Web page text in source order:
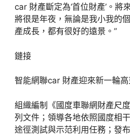
car 財產斷定為‘首位財產’。將
將很是年夜，無論是我小我的
產成長，都有很好的遠景。”
鏈接
智能網聯car 財產迎來新一輪
組織編制《國度車聯網財產尺
列文件；領導各地依照國度相
途徑測試與示范利用任務；發